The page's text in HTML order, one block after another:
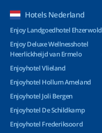
Hotels Nederland
Enjoy Landgoedhotel Ehzerwold
Enjoy Deluxe Wellnesshotel
Heerlickheijd van Ermelo
Enjoyhotel Vlieland
Enjoyhotel Hollum Ameland
Enjoyhotel Joli Bergen
Enjoyhotel De Schildkamp
Enjoyhotel Frederiksoord